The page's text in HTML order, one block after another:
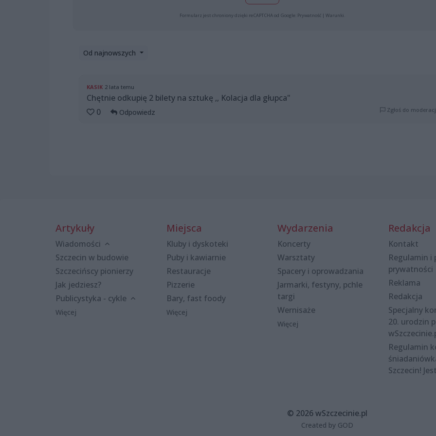
Formularz jest chroniony dzięki reCAPTCHA od Google: Prywatność| Warunki
Od najnowszych
KASIK 2 lata temu
Chętnie odkupię 2 bilety na sztukę ,, Kolacja dla głupca"
0
Odpowiedz Zgłoś do
Artykuły
Wiadomości
Szczecin w budowie
Szczecińscy pionierzy
Jak jedziesz?
Publicystyka - cykle
Więcej
Miejsca
Kluby i dyskoteki
Puby i kawiarnie
Restauracje
Pizzerie
Bary, fast foody
Więcej
Wydarzenia
Koncerty
Warsztaty
Spacery i oprowadzania
Jarmarki, festyny, pchle
targi
Wernisaże
Więcej
Redakcja
Kontakt
Regulamin i
prywatności
Reklama
Redakcja
Specjalny
20. urodzin
Regulamin
Szczecin!
© 2026 wSzczecinie.pl
Created by GOD